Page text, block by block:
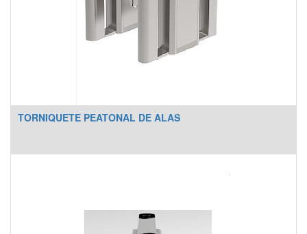
TORNIQUETE PEATONAL DE ALAS